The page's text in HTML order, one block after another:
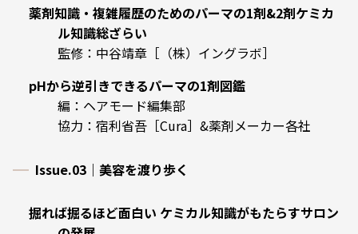
薬剤知識・複雑履歴のためのパーマの1剤&2剤ケミカ
ル知識総ざらい
監修：中谷靖章［（株）イングラボ］
pHから逆引きできるパーマの1剤図鑑
編：ヘアモード編集部
協力：宿利省吾［Cura］&薬剤メーカー各社
Issue.03｜美容を渡り歩く
掘れば掘るほど面白い ケミカル知識がもたらすサロン